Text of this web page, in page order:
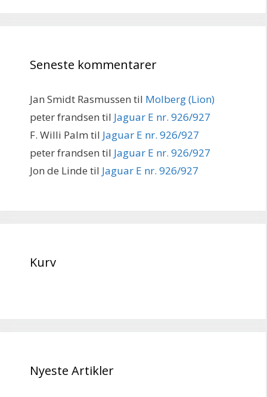
Seneste kommentarer
Jan Smidt Rasmussen til Molberg (Lion)
peter frandsen til Jaguar E nr. 926/927
F. Willi Palm til Jaguar E nr. 926/927
peter frandsen til Jaguar E nr. 926/927
Jon de Linde til Jaguar E nr. 926/927
Kurv
Nyeste Artikler